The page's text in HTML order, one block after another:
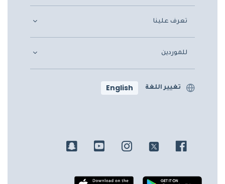
تعرف علينا
للموردين
تغيير اللغة English